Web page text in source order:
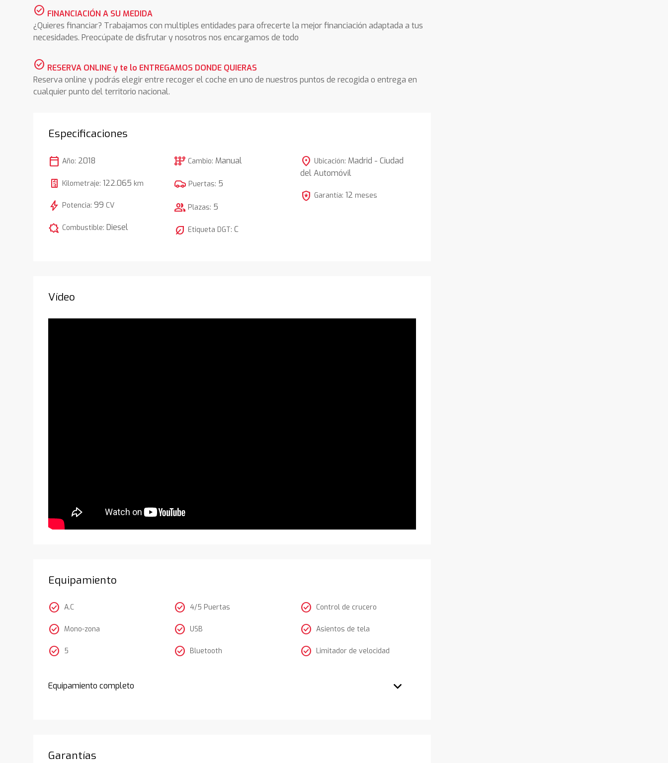
check_circle FINANCIACIÓN A SU MEDIDA
¿Quieres financiar? Trabajamos con multiples entidades para ofrecerte la mejor financiación adaptada a tus
necesidades. Preocúpate de disfrutar y nosotros nos encargamos de todo
check_circle RESERVA ONLINE y te lo ENTREGAMOS DONDE QUIERAS
Reserva online y podrás elegir entre recoger el coche en uno de nuestros puntos de recogida o entrega en
cualquier punto del territorio nacional.
Especificaciones
calendar_today Año: 2018
Kilometraje:122.065 km
bolt Potencia:99 CV
comic_bubble Combustible:Diesel
auto_transmission Cambio: Manual
Puertas: 5
group Plazas: 5
nest_eco_leaf Etiqueta DGT:C
location_on Ubicación: Madrid - Ciudad
del Automóvil
local_police Garantía: 12 meses
Vídeo
Equipamiento
check_circle A.C
check_circle Mono-zona
check_circle 5
check_circle 4/5 Puertas
check_circle USB
check_circle Bluetooth
check_circle Control de crucero
check_circle Asientos de tela
check_circle Limitador de velocidad
Equipamiento completo
Garantías